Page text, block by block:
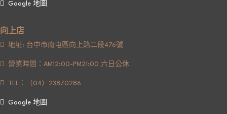
Google 地圖
向上店
地址: 台中市南屯區向上路二段476號
營業時間：AM12:00-PM21:00 六日公休
TEL：（04）23870286
Google 地圖